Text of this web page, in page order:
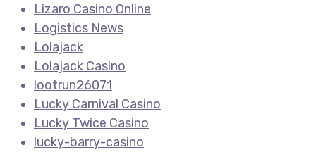
Lizaro Casino Online
Logistics News
Lolajack
Lolajack Casino
lootrun26071
Lucky Carnival Casino
Lucky Twice Casino
lucky-barry-casino